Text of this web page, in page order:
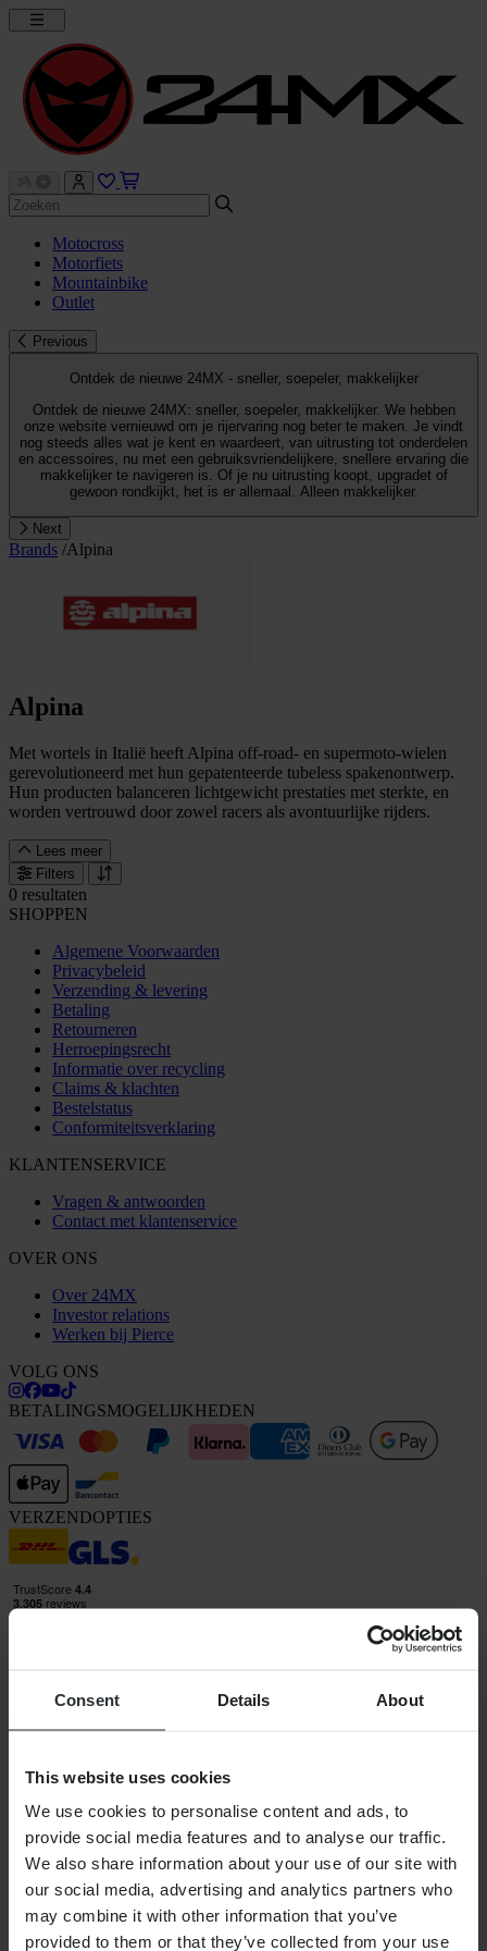
Consent Details About
This website uses cookies
We use cookies to personalise content and ads, to
provide social media features and to analyse our traffic.
We also share information about your use of our site with
our social media, advertising and analytics partners who
may combine it with other information that you’ve
provided to them or that they’ve collected from your use
Motocross
Motorfiets
Mountainbike
Outlet
Previous
Ontdek de nieuwe 24MX - sneller, soepeler, makkelijker
Ontdek de nieuwe 24MX: sneller, soepeler, makkelijker. We hebben
onze website vernieuwd om je rijervaring nog beter te maken. Je vindt
nog steeds alles wat je kent en waardeert, van uitrusting tot onderdelen
en accessoires, nu met een gebruiksvriendelijkere, snellere ervaring die
makkelijker te navigeren is. Of je nu uitrusting koopt, upgradet of
gewoon rondkijkt, het is er allemaal. Alleen makkelijker.
Next
Brands /Alpina
Alpina
Met wortels in Italië heeft Alpina off-road- en supermoto-wielen
gerevolutioneerd met hun gepatenteerde tubeless spakenontwerp.
Hun producten balanceren lichtgewicht prestaties met sterkte, en
worden vertrouwd door zowel racers als avontuurlijke rijders.
Lees meer
Filters
0 resultaten
SHOPPEN
Algemene Voorwaarden
Privacybeleid
Verzending & levering
Betaling
Retourneren
Herroepingsrecht
Informatie over recycling
Claims & klachten
Bestelstatus
Conformiteitsverklaring
KLANTENSERVICE
Vragen & antwoorden
Contact met klantenservice
OVER ONS
Over 24MX
Investor relations
Werken bij Pierce
VOLG ONS
BETALINGSMOGELIJKHEDEN
VERZENDOPTIES
24MX is een onderdeel van Pierce Group AB
Handelsregister: Bolagsverket/Zweedse Kamer van Koophandel
Bedrijfsregistratienummer: 556763-1592
Gevolmachtigde vertegenwoordiger: Göran Dahlin
Btw-registratienummer: OSS VAT NO SE556763159201
SHOPPEN
Algemene Voorwaarden
Verzending & levering
Betaling